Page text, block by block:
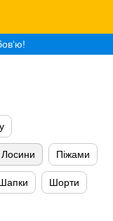
Лосини Піжами
Шорти